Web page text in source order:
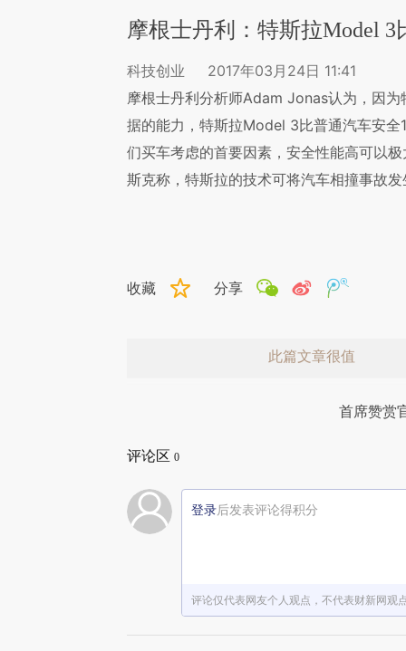
摩根士丹利：特斯拉Model 3
科技创业
2017年03月24日 11:41
摩根士丹利分析师Adam Jonas认为，因
据的能力，特斯拉Model 3比普通汽车安
们买车考虑的首要因素，安全性能高可以
斯克称，特斯拉的技术可将汽车相撞事故
收藏 分享
此篇文章很值
首席赞赏
评论区 0
登录后发表评论得积分
评论仅代表网友个人观点，不代表财新网观